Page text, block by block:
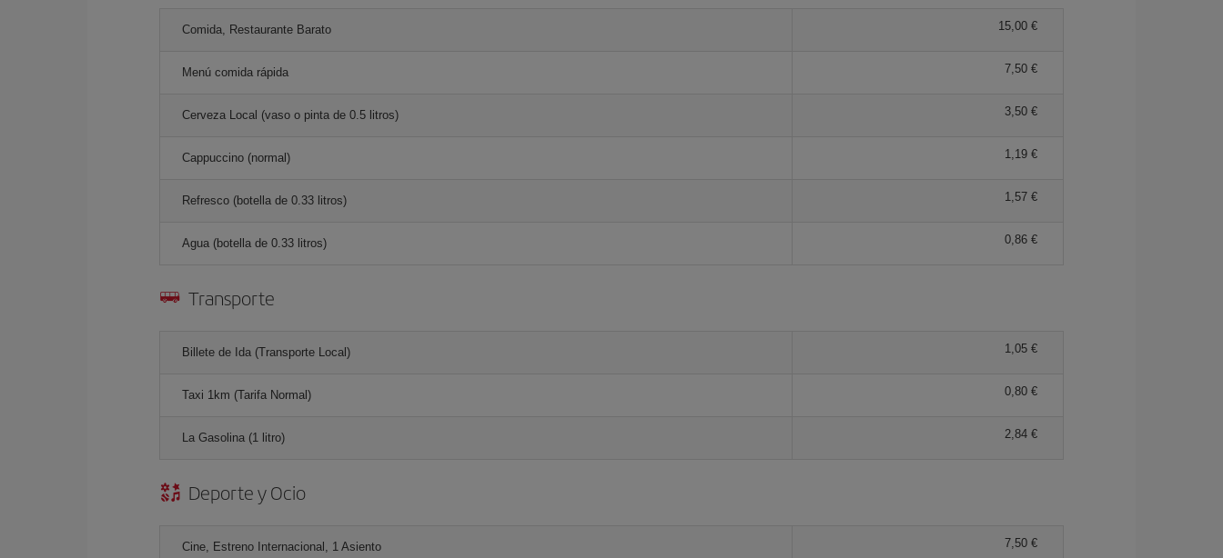
Comida, Restaurante Barato 15,00 €
Menú comida rápida 7,50 €
Cerveza Local (vaso o pinta de 0.5 litros) 3,50 €
Cappuccino (normal) 1,19 €
Refresco (botella de 0.33 litros) 1,57 €
Agua (botella de 0.33 litros) 0,86 €
Transporte
Billete de Ida (Transporte Local) 1,05 €
Taxi 1km (Tarifa Normal) 0,80 €
La Gasolina (1 litro) 2,84 €
Deporte y Ocio
Cine, Estreno Internacional, 1 Asiento 7,50 €